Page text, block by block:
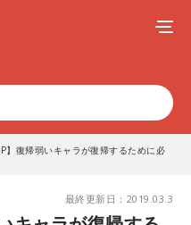
】復帰弱いキャラが復帰するために必
最終更新日：2019.03.3